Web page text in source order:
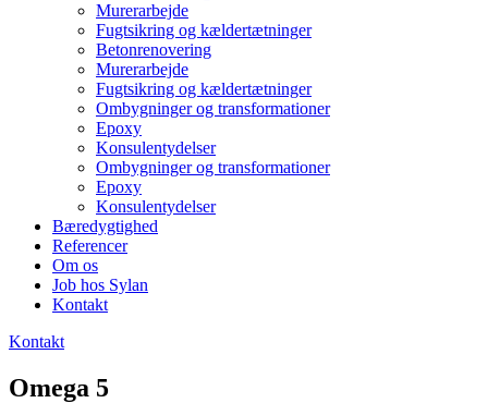
Murerarbejde
Fugtsikring og kældertætninger
Betonrenovering
Murerarbejde
Fugtsikring og kældertætninger
Ombygninger og transformationer
Epoxy
Konsulentydelser
Ombygninger og transformationer
Epoxy
Konsulentydelser
Bæredygtighed
Referencer
Om os
Job hos Sylan
Kontakt
Kontakt
Omega 5